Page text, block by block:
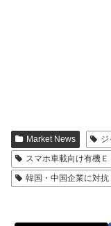
Market News
スマホ車載向け有機Ｅ
韓国・中国企業に対抗